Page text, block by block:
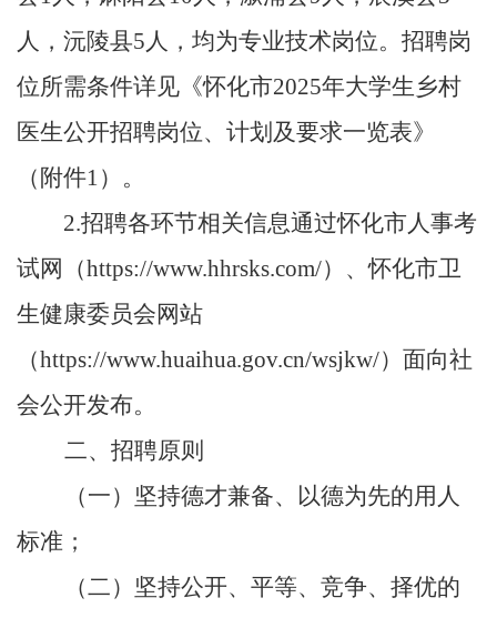
人，沅陵县5人，均为专业技术岗位。招聘岗
位所需条件详见《怀化市2025年大学生乡村
医生公开招聘岗位、计划及要求一览表》
（附件1）。
2.招聘各环节相关信息通过怀化市人事考
试网（https://www.hhrsks.com/）、怀化市卫
生健康委员会网站
（https://www.huaihua.gov.cn/wsjkw/）面向社
会公开发布。
二、招聘原则
（一）坚持德才兼备、以德为先的用人
标准；
（二）坚持公开、平等、竞争、择优的